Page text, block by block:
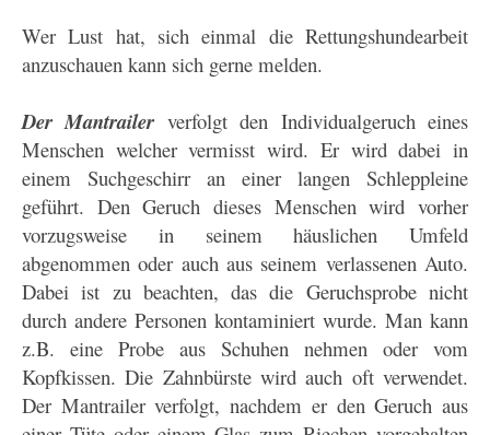
Wer Lust hat, sich einmal die Rettungshundearbeit
anzuschauen kann sich gerne melden.
Der Mantrailerverfolgt den Individualgeruch eines
Menschen welcher vermisst wird. Er wird dabei in
einem Suchgeschirr an einer langen Schleppleine
geführt. Den Geruch dieses Menschen wird vorher
vorzugsweise in seinem häuslichen Umfeld
abgenommen oder auch aus seinem verlassenen Auto.
Dabei ist zu beachten, das die Geruchsprobe nicht
durch andere Personen kontaminiert wurde. Man kann
z.B. eine Probe aus Schuhen nehmen oder vom
Kopfkissen. Die Zahnbürste wird auch oft verwendet.
Der Mantrailer verfolgt, nachdem er den Geruch aus